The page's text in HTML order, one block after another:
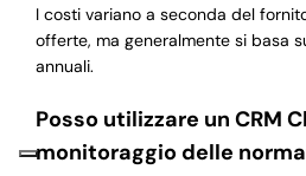
I costi variano a seconda del
offerte, ma generalmente si basa
annuali.
Posso utilizzare un CRM
monitoraggio delle